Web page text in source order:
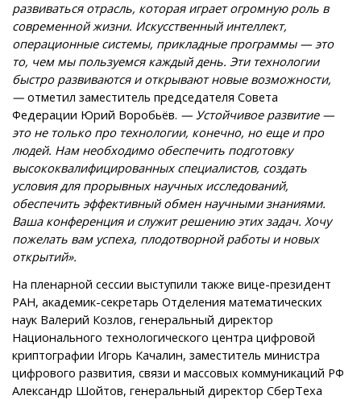
развиваться отрасль, которая играет огромную роль в
современной жизни. Искусственный интеллект,
операционные системы, прикладные программы — это
то, чем мы пользуемся каждый день. Эти технологии
быстро развиваются и открывают новые возможности,
— отметил заместитель председателя Совета
Федерации Юрий Воробьёв. — Устойчивое развитие —
это не только про технологии, конечно, но еще и про
людей. Нам необходимо обеспечить подготовку
высококвалифицированных специалистов, создать
условия для прорывных научных исследований,
обеспечить эффективный обмен научными знаниями.
Ваша конференция и служит решению этих задач. Хочу
пожелать вам успеха, плодотворной работы и новых
открытий».
На пленарной сессии выступили также вице-президент
РАН, академик-секретарь Отделения математических
наук Валерий Козлов, генеральный директор
Национального технологического центра цифровой
криптографии Игорь Качалин, заместитель министра
цифрового развития, связи и массовых коммуникаций РФ
Александр Шойтов, генеральный директор СберТеха